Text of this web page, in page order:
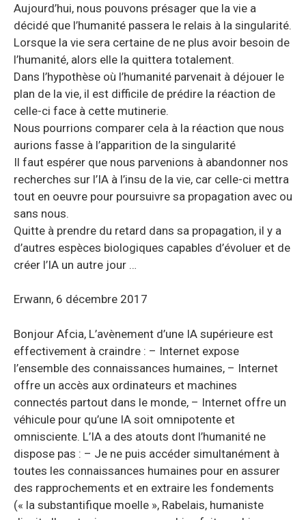
Aujourd’hui, nous pouvons présager que la vie a
décidé que l’humanité passera le relais à la singularité.
Lorsque la vie sera certaine de ne plus avoir besoin de
l’humanité, alors elle la quittera totalement.
Dans l’hypothèse où l’humanité parvenait à déjouer le
plan de la vie, il est difficile de prédire la réaction de
celle-ci face à cette mutinerie.
Nous pourrions comparer cela à la réaction que nous
aurions fasse à l’apparition de la singularité
Il faut espérer que nous parvenions à abandonner nos
recherches sur l’IA à l’insu de la vie, car celle-ci mettra
tout en oeuvre pour poursuivre sa propagation avec ou
sans nous.
Quitte à prendre du retard dans sa propagation, il y a
d’autres espèces biologiques capables d’évoluer et de
créer l’IA un autre jour …
Erwann, 6 décembre 2017
Bonjour Afcia, L’avènement d’une IA supérieure est
effectivement à craindre : – Internet expose
l’ensemble des connaissances humaines, – Internet
offre un accès aux ordinateurs et machines
connectés partout dans le monde, – Internet offre un
véhicule pour qu’une IA soit omnipotente et
omnisciente. L’IA a des atouts dont l’humanité ne
dispose pas : – Je ne puis accéder simultanément à
toutes les connaissances humaines pour en assurer
des rapprochements et en extraire les fondements
(« la substantifique moelle », Rabelais, humaniste